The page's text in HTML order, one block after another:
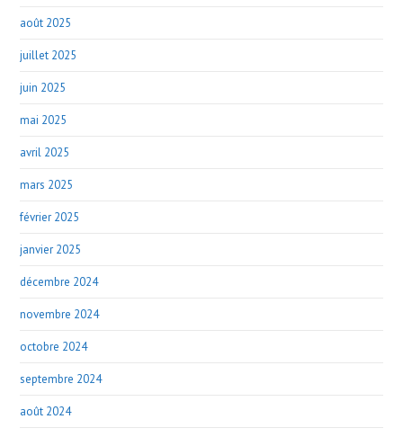
août 2025
juillet 2025
juin 2025
mai 2025
avril 2025
mars 2025
février 2025
janvier 2025
décembre 2024
novembre 2024
octobre 2024
septembre 2024
août 2024